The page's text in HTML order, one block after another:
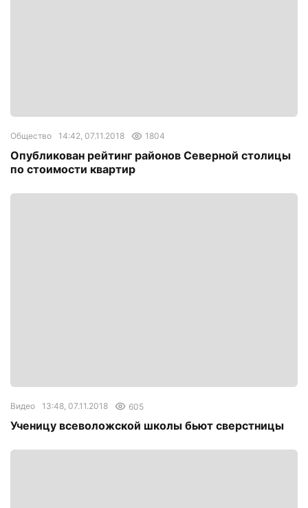
Общество 14:42, 07.11.2018 1804
Опубликован рейтинг районов Северной столицы
по стоимости квартир
Видео 13:48, 07.11.2018 605
Ученицу всеволожской школы бьют сверстницы